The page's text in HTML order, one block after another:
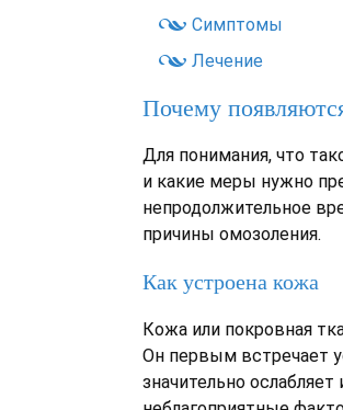
Симптомы
Лечение
Почему
Для понимания, что
и какие меры нужно
непродолжительное
причины омозоления.
Как устроена кожа
Кожа или покровная
Он первым встречает
значительно